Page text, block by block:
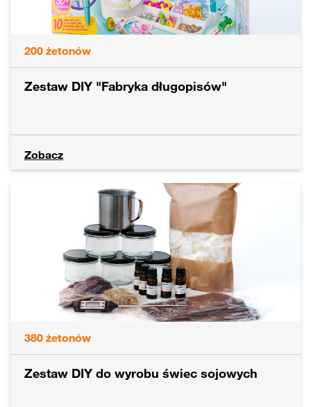
200 żetonów
Zestaw DIY "Fabryka długopisów"
Zobacz
380 żetonów
Zestaw DIY do wyrobu świec sojowych